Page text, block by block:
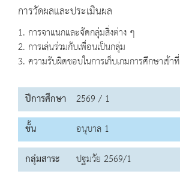
การวัดผลและประเมินผล
1. การจาแนกและจัดกลุ่มสิ่งต่าง ๆ
2. การเล่นร่วมกับเพื่อนเป็นกลุ่ม
3. ความรับผิดชอบในการเก็บเกมการศึกษาเข้าที่
ปีการศึกษา 2569 / 1
ชั้น
อนุบาล 1
กลุ่มสาระ
ปฐมวัย 2569/1